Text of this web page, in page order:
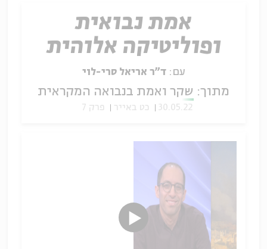
אמת נבואית
ופוליטיקה אלוהית
עם: ד"ר אריאל סרי-לוי
מתוך: שקר ואמת בנבואה המקראית
30.05.22 כט באייר פרק 7